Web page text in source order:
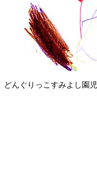
どんぐりっこすみよし園児